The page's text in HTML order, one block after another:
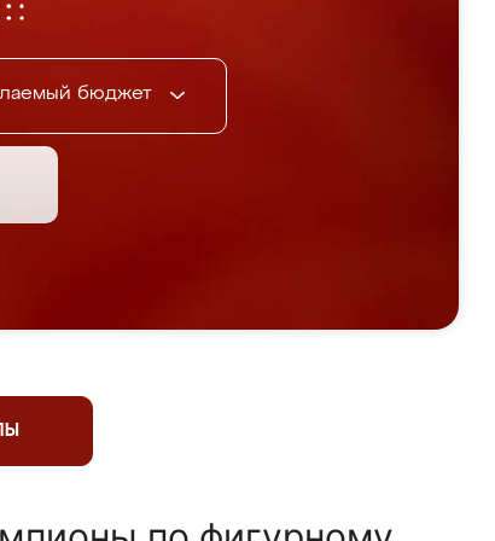
бюджет